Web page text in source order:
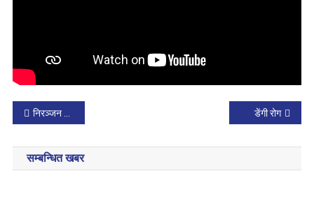
P
o
s
निरञ्जन खत्रीको ‘दसैँ’ बालसाहित्यमा नयाँ स्वाद लिएर आएको छ डेंगी रोग
सम्बन्धित खबर